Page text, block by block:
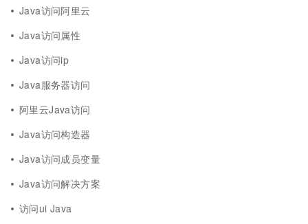
Java访问阿里云
Java访问属性
Java访问ip
Java服务器访问
阿里云Java访问
Java访问构造器
Java访问成员变量
Java访问解决方案
访问ui Java